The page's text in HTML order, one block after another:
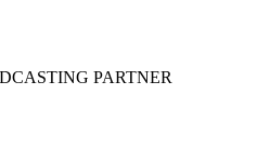
PARTNER